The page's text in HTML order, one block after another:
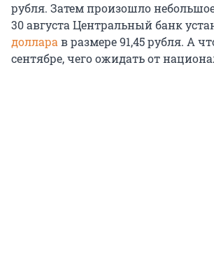
рубля. Затем произошло
30 августа Центральный банк
долларав размере 91,45 рубля. А
сентябре, чего ожидать от